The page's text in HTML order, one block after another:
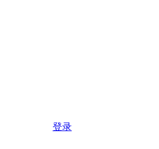
登录